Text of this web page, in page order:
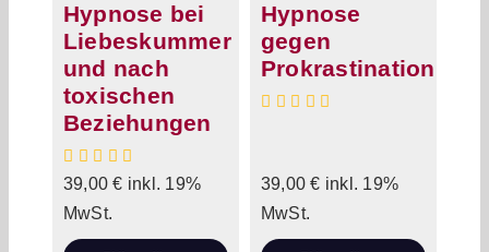
Hypnose bei
Liebeskummer
und nach
toxischen
Beziehungen
39,00€ inkl. 19%
MwSt.
Hypnose
gegen
Prokrastination
39,00€ inkl. 19%
MwSt.